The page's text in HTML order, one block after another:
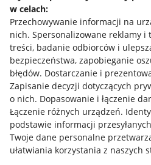
w celach:
Przechowywanie informacji na
nich. Spersonalizowane reklamy i
treści, badanie odbiorców i
bezpieczeństwa, zapobieganie
błędów. Dostarczanie i
Zapisanie decyzji dotyczących
o nich. Dopasowanie i łączenie
Łączenie różnych urządzeń.
podstawie informacji
Twoje dane personalne
ułatwiania korzystania z naszych
Allegro Gadane dla sprzedających
Allegro Gadane dla kupujących
Mapa miejscowości
Informacje prawne
Regulamin
Polityka plików "cookies"
Ustawienia plików "cookies"